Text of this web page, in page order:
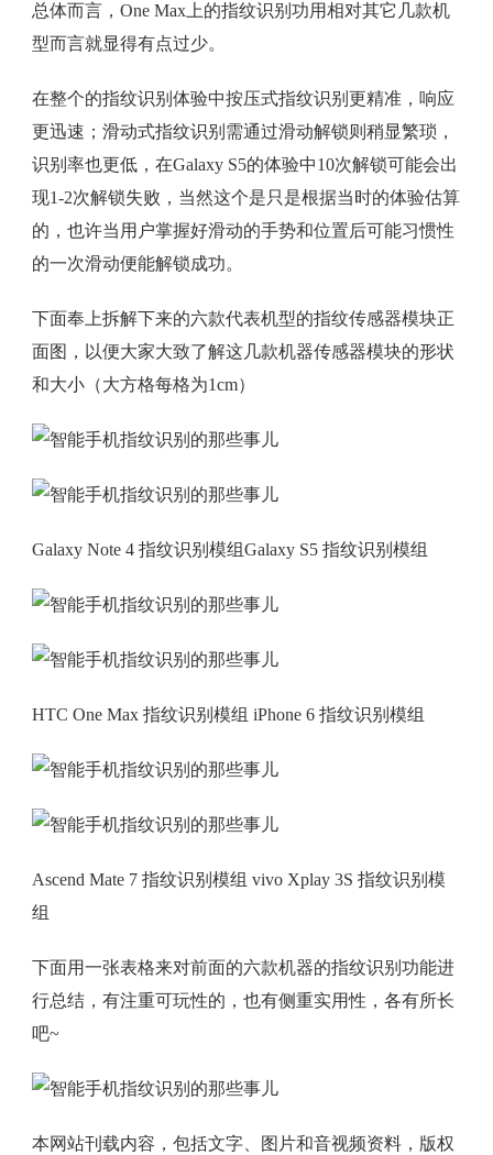
总体而言，One Max上的指纹识别功用相对其它几款机
型而言就显得有点过少。
在整个的指纹识别体验中按压式指纹识别更精准，响应
更迅速；滑动式指纹识别需通过滑动解锁则稍显繁琐，
识别率也更低，在Galaxy S5的体验中10次解锁可能会出
现1-2次解锁失败，当然这个是只是根据当时的体验估算
的，也许当用户掌握好滑动的手势和位置后可能习惯性
的一次滑动便能解锁成功。
下面奉上拆解下来的六款代表机型的指纹传感器模块正
面图，以便大家大致了解这几款机器传感器模块的形状
和大小（大方格每格为1cm）
Galaxy Note 4 指纹识别模组Galaxy S5 指纹识别模组
HTC One Max 指纹识别模组 iPhone 6 指纹识别模组
Ascend Mate 7 指纹识别模组 vivo Xplay 3S 指纹识别模
组
下面用一张表格来对前面的六款机器的指纹识别功能进
行总结，有注重可玩性的，也有侧重实用性，各有所长
吧~
本网站刊载内容，包括文字、图片和音视频资料，版权